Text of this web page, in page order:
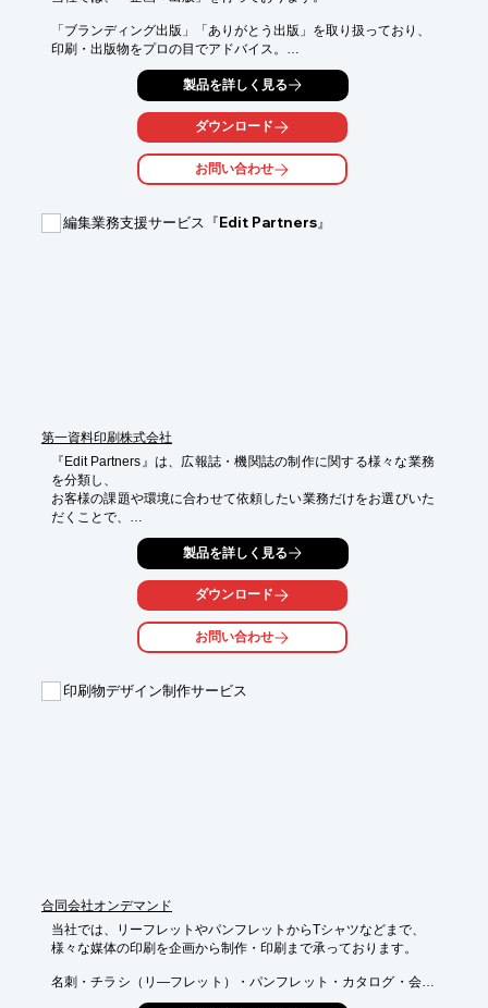
「ブランディング出版」「ありがとう出版」を取り扱っており、
印刷・出版物をプロの目でアドバイス。
また、Mac、Winの両方に対応し、お客様の幅広いニーズにお応
「DTP・デザインデータ加工」や品質と価格、トータルコストを
ご提案する「印刷」なども提供しております。
■DTP・デザインデータ加工
製品を詳しく見る
ダウンロード
お問い合わせ
編集業務支援サービス『Edit Partners』
第一資料印刷株式会社
『Edit Partners』は、広報誌・機関誌の制作に関する様々な業務
を分類し、
お客様の課題や環境に合わせて依頼したい業務だけをお選びいた
だくことで、
お客様にとっての好適な環境をご提供する編集業務支援サービス
取材やライティング、校正や校閲、原稿整理、外部連絡など、複
ピンポイントでご依頼いただくことでお客様の課題解決に貢献。
企画・取材・撮影・記事作成・校正など編集に関するさまざまな
お気軽にご相談ください。
製品を詳しく見る
ダウンロード
お問い合わせ
印刷物デザイン制作サービス
合同会社オンデマンド
当社では、リーフレットやパンフレットからTシャツなどまで、
様々な媒体の印刷を企画から制作・印刷まで承っております。
名刺・チラシ（リ―フレット）・パンフレット・カタログ・会社